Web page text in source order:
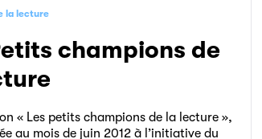
la lecture
« Les petits champions de la lecture »,
au mois de juin 2012 à l’initiative du